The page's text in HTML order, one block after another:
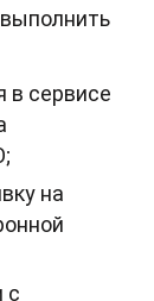
в сервисе
на
с